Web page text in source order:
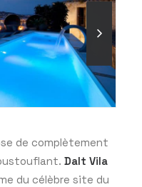
de complètement
Dalt Vila
du célèbre site du